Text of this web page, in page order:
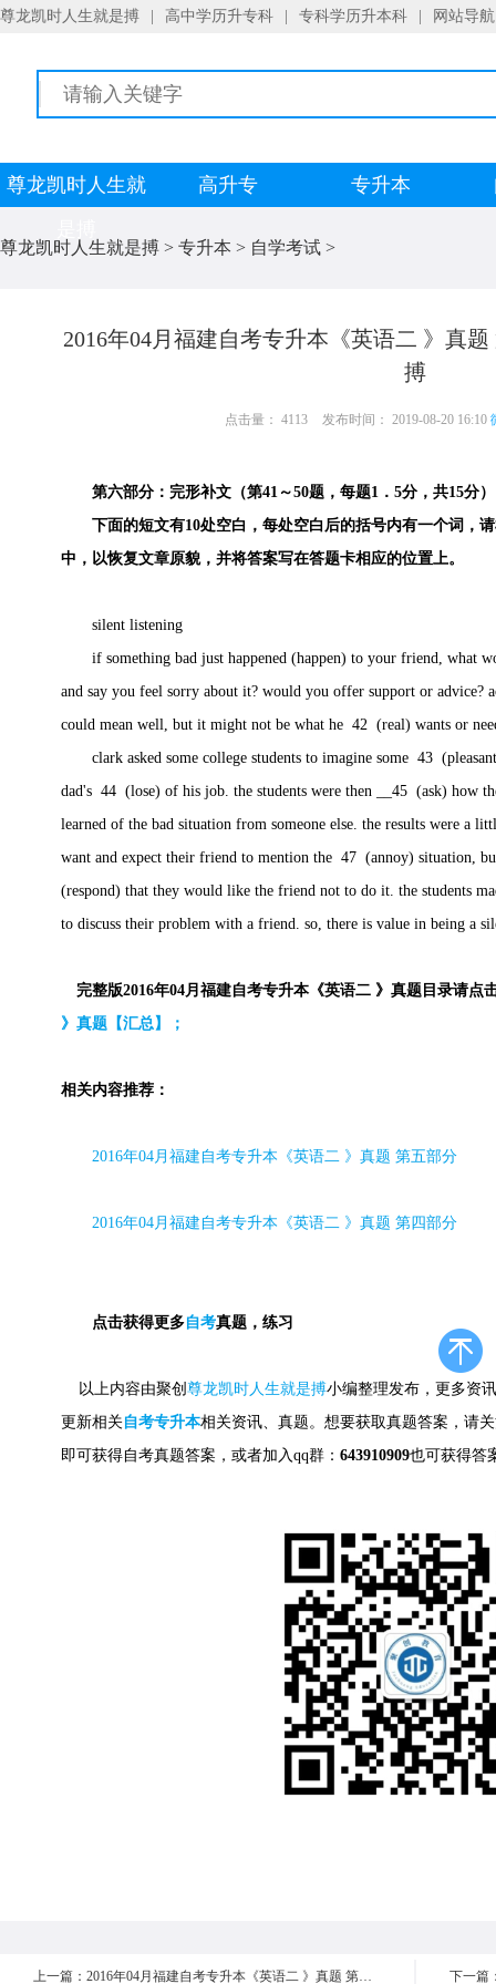
尊龙凯时人生就是搏 高中学历升专科 专科学历升本科 网站导航
尊龙凯时人生就
高升专 专升本
尊龙凯时人生就是搏 > 专升本 > 自学考试 >
2016年04月福建自考专升本《英语二 》真
搏
点击量： 4113 发布时间： 2019-08-20 16:10
第六部分：完形补文（第41～50题，每题1．5分，共15分）
下面的短文有10处空白，每处空白后的括号内有一个词，请
中，以恢复文章原貌，并将答案写在答题卡相应的位置上。
silent listening
if something bad just happened (happen) to your friend, what
and say you feel sorry about it? would you offer support or
could mean well, but it might not be what he 42 (real) wants or
clark asked some college students to imagine some 43
dad's 44 (lose) of his job. the students were then __45 (ask) how
learned of the bad situation from someone else. the results were a
want and expect their friend to mention the 47 (annoy) situation,
(respond) that they would like the friend not to do it. the students
to discuss their problem with a friend. so, there is value in being a
完整版2016年04月福建自考专升本《英语二 》真题目录请点
》真题【汇总】；
相关内容推荐：
2016年04月福建自考专升本《英语二 》真题 第五部分
2016年04月福建自考专升本《英语二 》真题 第四部分
点击获得更多自考真题，练习
以上内容由聚创 尊龙凯时人生就是搏小编整理发布，更多资
更新相关自考专升本相关资讯、真题。想要获取真题答案，请
即可获得自考真题答案， 或者加入qq群： 643910909也可获得答
上一篇：2016年04月福建自考专升本《英语二 》真题 第五部分